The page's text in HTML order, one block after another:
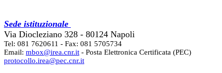
Sede istituzionale
Via Diocleziano 328 - 80124 Napoli
Tel: 081 7620611 - Fax: 081 5705734
Email: mbox@irea.cnr.it - Posta Elettronica Certificata (PEC)
protocollo.irea@pec.cnr.it